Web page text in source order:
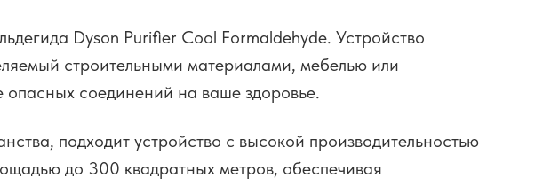
Dyson Purifier Cool Formaldehyde. Устройство
строительными материалами, мебелью или
опасных соединений на ваше здоровье.
подходит устройство с высокой производительностью
до 300 квадратных метров, обеспечивая